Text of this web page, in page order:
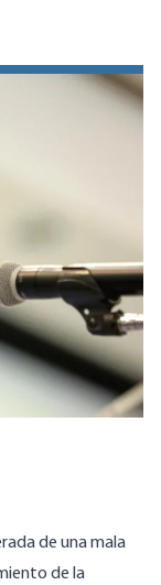
de una mala
de la